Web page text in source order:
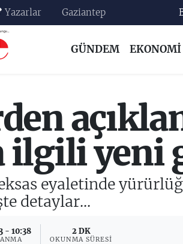
Yazarlar Gaziantep
GÜNDEM EKONOMİ
ilgili yeni
eyaletinde
detaylar...
- 10:38 2 DK
OKUNMA SÜRESI